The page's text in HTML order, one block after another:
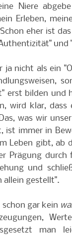
Niere
Erleben,
eher ist
ja nicht als ein
erst bilden
wird klar, dass
was wir
immer in
Leben gibt, ab
Prägung durch
und
allein gestellt".
gar kein
man